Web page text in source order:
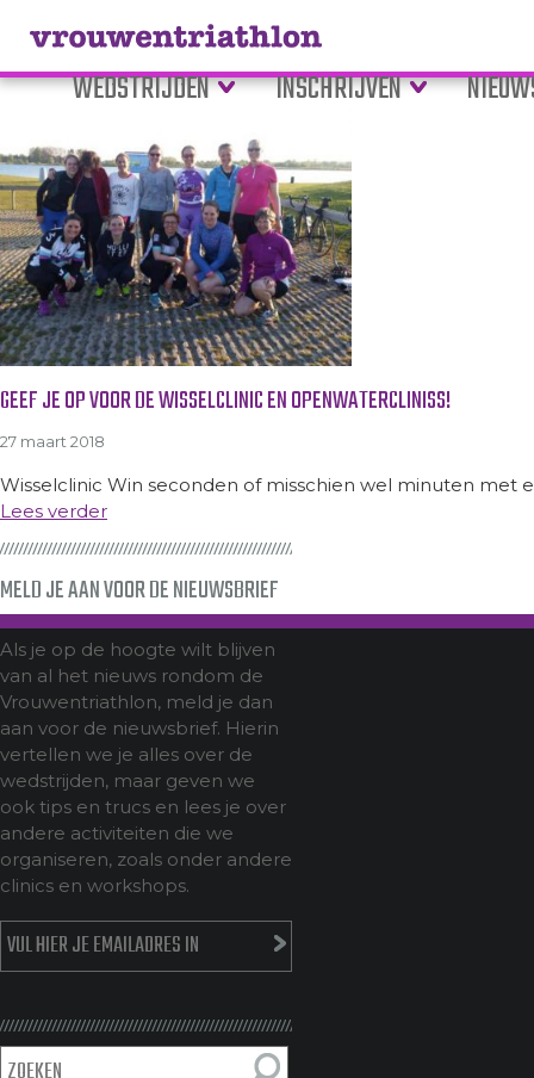
WEDSTRIJDEN INSCHRIJVEN
Tag Archive: openwaterclinics
GEEF JE OP VOOR DE WISSELCLINIC EN OPENWATERCLINISS!
27 maart 2018
Wisselclinic Win seconden of misschien wel minuten met
Lees verder
MELD JE AAN VOOR DE NIEUWSBRIEF
Als je op de hoogte wilt blijven
van al het nieuws rondom de
Vrouwentriathlon, meld je dan
aan voor de nieuwsbrief. Hierin
vertellen we je alles over de
wedstrijden, maar geven we
ook tips en trucs en lees je over
andere activiteiten die we
organiseren, zoals onder andere
clinics en workshops.